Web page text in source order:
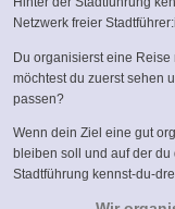
Netzwerk freier
Du organisierst eine
möchtest du zuerst sehen
passen?
Wenn dein Ziel eine gut
bleiben soll und auf der
Stadtführung kennst-du-